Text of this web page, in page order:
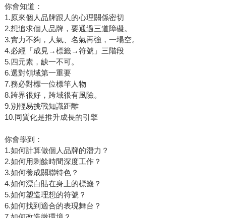
你會知道：
1.原來個人品牌跟人的心理關係密切
2.想追求個人品牌，要通過三道障礙。
3.實力不夠，人氣、名氣再強，一場空。
4.必經「成見→標籤→符號」三階段
5.四元素，缺一不可。
6.選對領域第一重要
7.務必對標一位標竿人物
8.跨界很好，跨域很有風險。
9.別輕易挑戰知識距離
10.同質化是推升成長的引擎
你會學到：
1.如何計算做個人品牌的潛力？
2.如何用剩餘時間深度工作？
3.如何養成關聯特色？
4.如何漂白貼在身上的標籤？
5.如何塑造理想的符號？
6.如何找到適合的表現舞台？